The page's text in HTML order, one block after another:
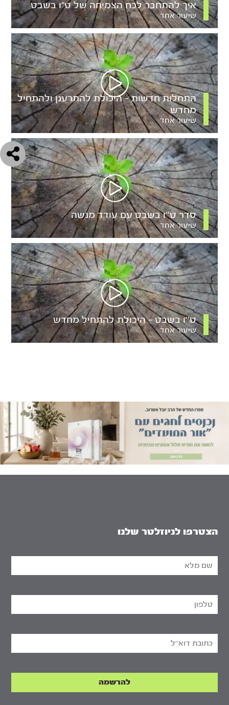
איך להתחבר לכח הצמיחה של ט”ו בשבט
שיעור אחד
התחלות חדשות – היכולת להתרענן ולהתחיל
מחדש
שיעור אחד
סדר ט’’ו בשבט עם עודד מנשה
שיעור אחד
ט’’ו בשבט – היכולת להתחיל מחדש
שיעור אחד
הצטרפו לניוזלטר שלנו